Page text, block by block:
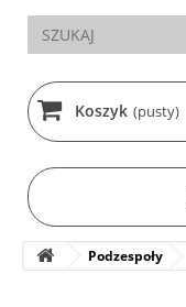
Koszyk (pusty)
Podzespoły